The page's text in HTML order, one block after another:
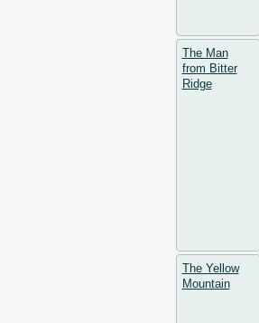
The Man
from Bitter
Ridge
The Yellow
Mountain